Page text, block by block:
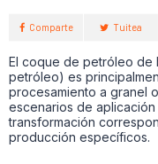
Comparte Tuitea
El coque de petróleo de
petróleo) es
procesamiento a granel
escenarios de
transformación
producción específicos.